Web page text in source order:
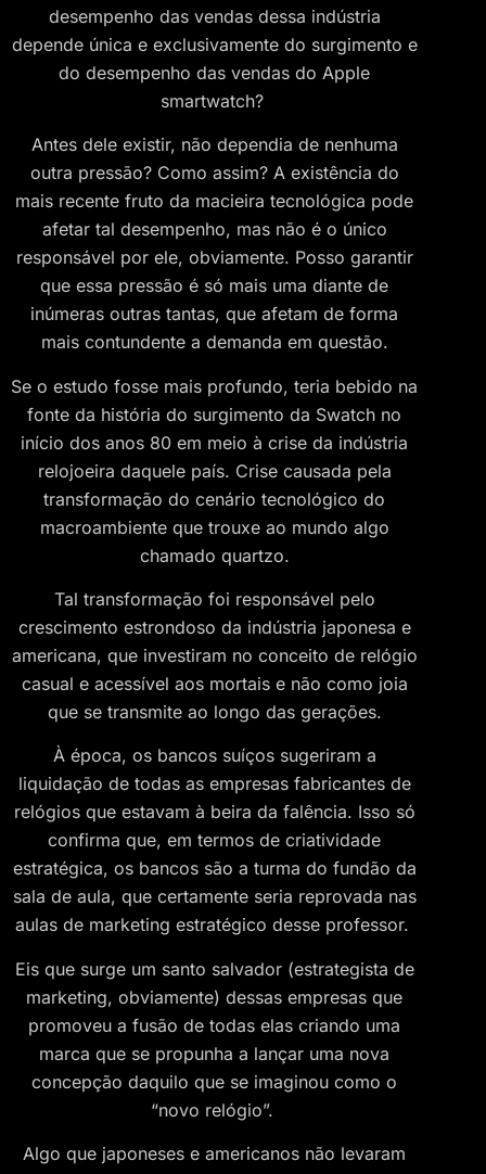
desempenho das vendas dessa indústria
depende única e exclusivamente do surgimento e
do desempenho das vendas do Apple
smartwatch?
Antes dele existir, não dependia de nenhuma
outra pressão? Como assim? A existência do
mais recente fruto da macieira tecnológica pode
afetar tal desempenho, mas não é o único
responsável por ele, obviamente. Posso garantir
que essa pressão é só mais uma diante de
inúmeras outras tantas, que afetam de forma
mais contundente a demanda em questão.
Se o estudo fosse mais profundo, teria bebido na
fonte da história do surgimento da Swatch no
início dos anos 80 em meio à crise da indústria
relojoeira daquele país. Crise causada pela
transformação do cenário tecnológico do
macroambiente que trouxe ao mundo algo
chamado quartzo.
Tal transformação foi responsável pelo
crescimento estrondoso da indústria japonesa e
americana, que investiram no conceito de relógio
casual e acessível aos mortais e não como joia
que se transmite ao longo das gerações.
À época, os bancos suíços sugeriram a
liquidação de todas as empresas fabricantes de
relógios que estavam à beira da falência. Isso só
confirma que, em termos de criatividade
estratégica, os bancos são a turma do fundão da
sala de aula, que certamente seria reprovada nas
aulas de marketing estratégico desse professor.
Eis que surge um santo salvador (estrategista de
marketing, obviamente) dessas empresas que
promoveu a fusão de todas elas criando uma
marca que se propunha a lançar uma nova
concepção daquilo que se imaginou como o
“novo relógio”.
Algo que japoneses e americanos não levaram